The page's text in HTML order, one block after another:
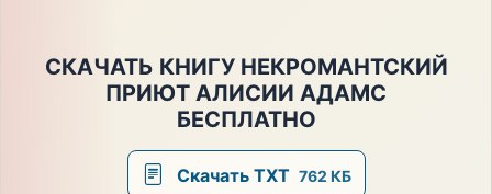
СКАЧАТЬ КНИГУ НЕКРОМАНТСКИЙ
ПРИЮТ АЛИСИИ АДАМС
БЕСПЛАТНО
Скачать TXT 762 КБ